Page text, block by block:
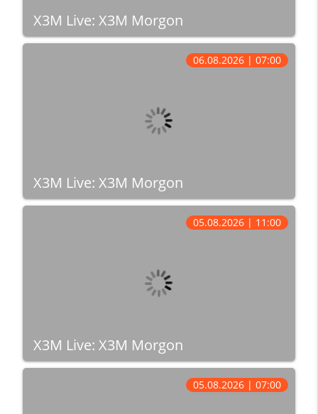
X3M Live: X3M Morgon
X3M Live: X3M Morgon
06.08.2026 | 07:00
X3M Live: X3M Morgon
05.08.2026 | 11:00
05.08.2026 | 07:00